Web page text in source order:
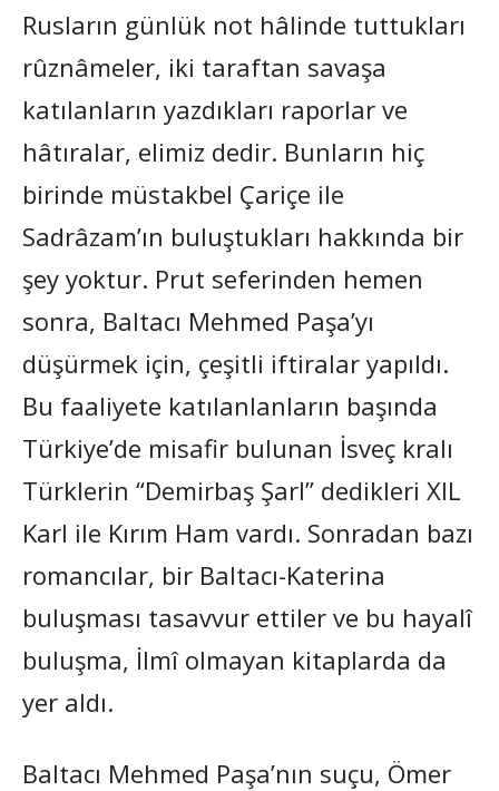
Rusların günlük not hâlinde tuttukları
rûznâmeler, iki taraftan savaşa
katılanların yazdıkları raporlar ve
hâtıralar, elimiz dedir. Bunların hiç
birinde müstakbel Çariçe ile
Sadrâzam’ın buluştukları hakkında bir
şey yoktur. Prut seferinden hemen
sonra, Baltacı Mehmed Paşa’yı
düşürmek için, çeşitli iftiralar yapıldı.
Bu faaliyete katılanlanların başında
Türkiye’de misafir bulunan İsveç kralı
Türklerin “Demirbaş Şarl” dedikleri XIL
Karl ile Kırım Ham vardı. Sonradan bazı
romancılar, bir Baltacı-Katerina
buluşması tasavvur ettiler ve bu hayalî
buluşma, İlmî olmayan kitaplarda da
yer aldı.
Baltacı Mehmed Paşa’nın suçu, Ömer